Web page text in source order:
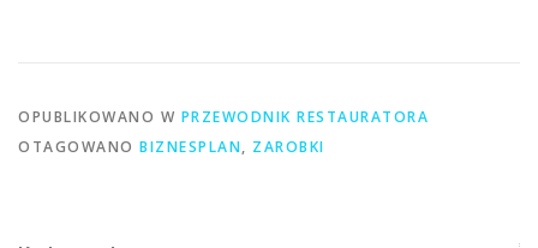
OPUBLIKOWANO W PRZEWODNIK RESTAURATORA
OTAGOWANO BIZNESPLAN, ZAROBKI